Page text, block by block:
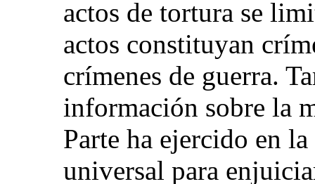
actos de tortura se
actos constituyan
crímenes de guerra.
información sobre la
Parte ha ejercido en
universal para